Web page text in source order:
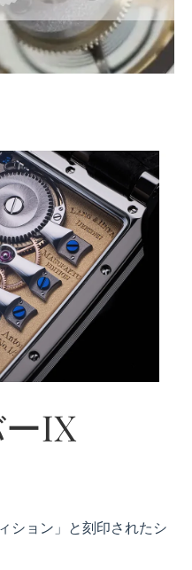
IX
ション」と刻印されたシ